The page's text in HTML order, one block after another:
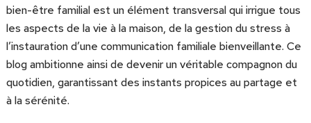
bien-être familial est un élément transversal qui irrigue tous
les aspects de la vie à la maison, de la gestion du stress à
l’instauration d’une communication familiale bienveillante. Ce
blog ambitionne ainsi de devenir un véritable compagnon du
quotidien, garantissant des instants propices au partage et
à la sérénité.